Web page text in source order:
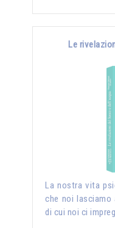
Le
La nostra vita
che noi lasciamo
di cui noi ci